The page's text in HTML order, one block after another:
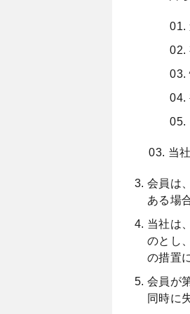
当
会員は
ある場
当社は
のとし
の措置
会員が
同時に